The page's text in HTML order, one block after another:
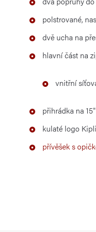
polstrované,
dvě ucha na
hlavní část na
vnitřní
přihrádka na
kulaté logo
přívěšek s